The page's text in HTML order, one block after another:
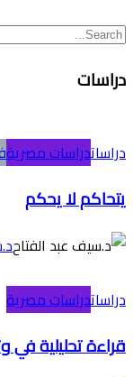
دراسات
دراساتدراسات مصرية
يتحاكم لا يحكم
دراساتدراسات مصرية
قراءة تحليلية في